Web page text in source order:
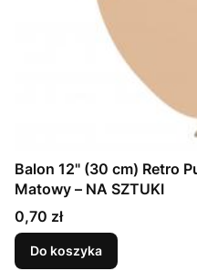
Balon 12" (30 cm) Retro
Matowy – NA SZTUKI
Cena
0,70 zł
Do koszyka